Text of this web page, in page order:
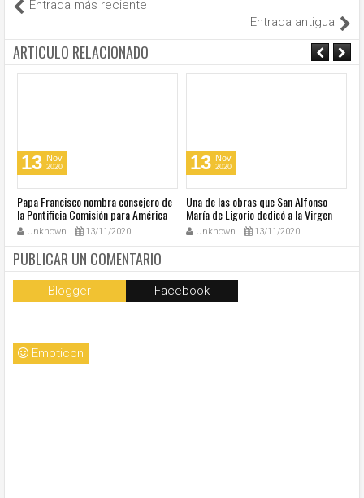
Entrada más reciente
Entrada antigua
ARTICULO RELACIONADO
13 Nov
2020
Papa Francisco nombra consejero de
la Pontificia Comisión para América
Latina
Unknown 13/11/2020
13 Nov
2020
Una de las obras que San Alfonso
María de Ligorio dedicó a la Virgen
cumple 270 años
Unknown 13/11/2020
PUBLICAR UN COMENTARIO
Blogger Facebook
Emoticon